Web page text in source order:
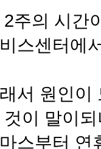
2주의 시간
스센터에
서 원인이
것이 말이
스부터 연